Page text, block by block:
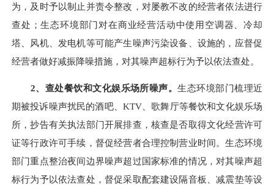
为，及时予以制止并责令整改，对屡教不改的经营者依法进行
查处；生态环境部门对在商业经营活动中使用空调器、冷却
塔、风机、发电机等可能产生噪声污染设备、设施的，应督促
经营者做好减振降噪措施，对其噪声超标行为予以依法查处。
2、查处餐饮和文化娱乐场所噪声。生态环境部门梳理近
期被投诉噪声扰民的酒吧、 KTV、歌舞厅等餐饮和文化娱乐场
所，抄告有关执法部门开展排查，核查是否取得文化经营许可
证等行政许可手续，督促经营者合理控制营业时间。生态环境
部门重点整治夜间边界噪声超过国家标准的情况，对其噪声超
标行为予以依法查处，督促采取配套建设隔音板、减震垫等设